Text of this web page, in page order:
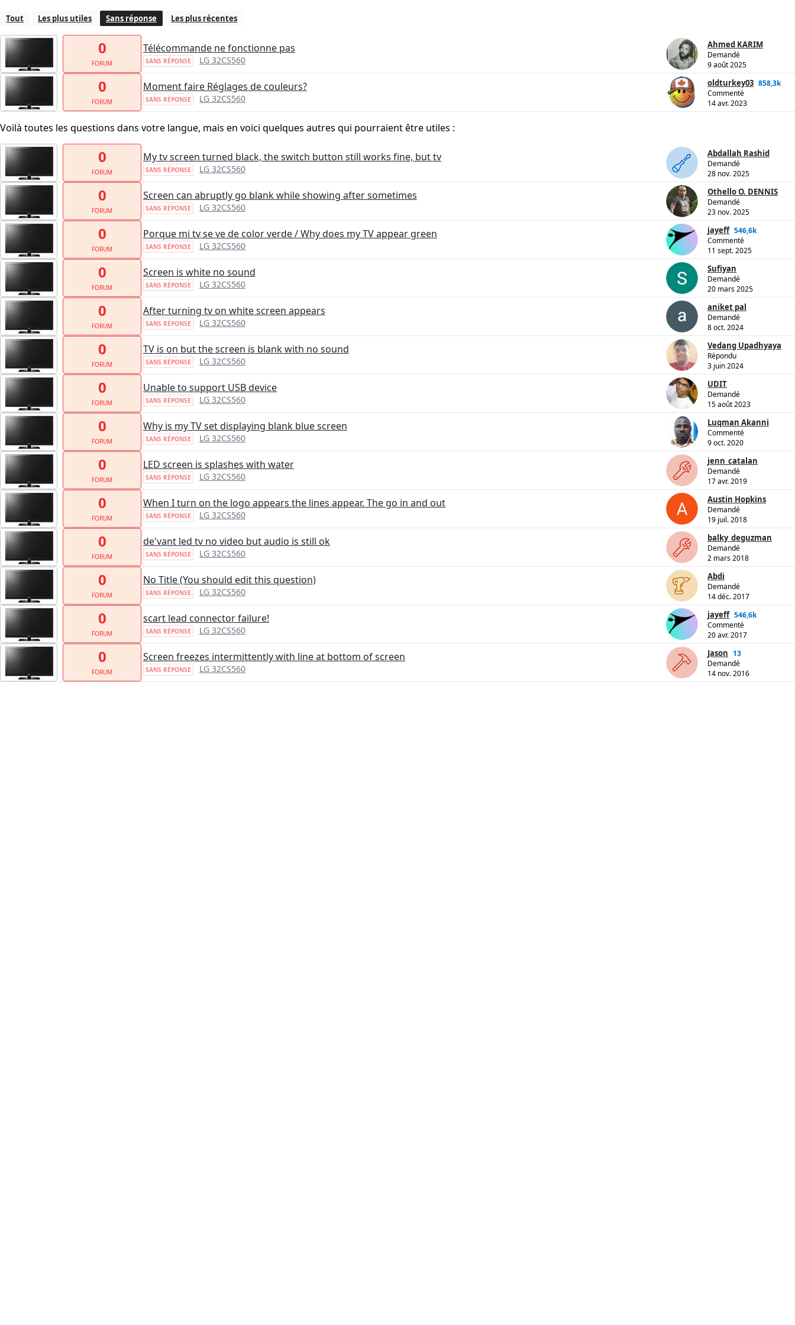
Tout Les plus utiles Sans réponse Les plus récentes
0
FORUM
Télécommande ne fonctionne pas
SANS RÉPONSE LG 32CS560
Ahmed KARIM
Demandé
9 août 2025
0
FORUM
Moment faire Réglages de couleurs?
SANS RÉPONSE LG 32CS560
oldturkey03 858,3k
Commenté
14 avr. 2023
Voilà toutes les questions dans votre langue, mais en voici quelques autres qui pourraient être utiles :
0
FORUM
My tv screen turned black, the switch button still works fine, but tv
SANS RÉPONSE LG 32CS560
Abdallah Rashid
Demandé
28 nov. 2025
0
FORUM
Screen can abruptly go blank while showing after sometimes
SANS RÉPONSE LG 32CS560
Othello O. DENNIS
Demandé
23 nov. 2025
0
FORUM
Porque mi tv se ve de color verde / Why does my TV appear green
SANS RÉPONSE LG 32CS560
jayeff 546,6k
Commenté
11 sept. 2025
0
FORUM
Screen is white no sound
SANS RÉPONSE LG 32CS560
Sufiyan
Demandé
20 mars 2025
0
FORUM
After turning tv on white screen appears
SANS RÉPONSE LG 32CS560
aniket pal
Demandé
8 oct. 2024
0
FORUM
TV is on but the screen is blank with no sound
SANS RÉPONSE LG 32CS560
Vedang Upadhyaya
Répondu
3 juin 2024
0
FORUM
Unable to support USB device
SANS RÉPONSE LG 32CS560
UDIT
Demandé
15 août 2023
0
FORUM
Why is my TV set displaying blank blue screen
SANS RÉPONSE LG 32CS560
Luqman Akanni
Commenté
9 oct. 2020
0
FORUM
LED screen is splashes with water
SANS RÉPONSE LG 32CS560
jenn_catalan
Demandé
17 avr. 2019
0
FORUM
When I turn on the logo appears the lines appear. The go in and out
SANS RÉPONSE LG 32CS560
Austin Hopkins
Demandé
19 juil. 2018
0
FORUM
de'vant led tv no video but audio is still ok
SANS RÉPONSE LG 32CS560
balky_deguzman
Demandé
2 mars 2018
0
FORUM
No Title (You should edit this question)
SANS RÉPONSE LG 32CS560
Abdi
Demandé
14 déc. 2017
0
FORUM
scart lead connector failure!
SANS RÉPONSE LG 32CS560
jayeff 546,6k
Commenté
20 avr. 2017
0
FORUM
Screen freezes intermittently with line at bottom of screen
SANS RÉPONSE LG 32CS560
Jason 13
Demandé
14 nov. 2016